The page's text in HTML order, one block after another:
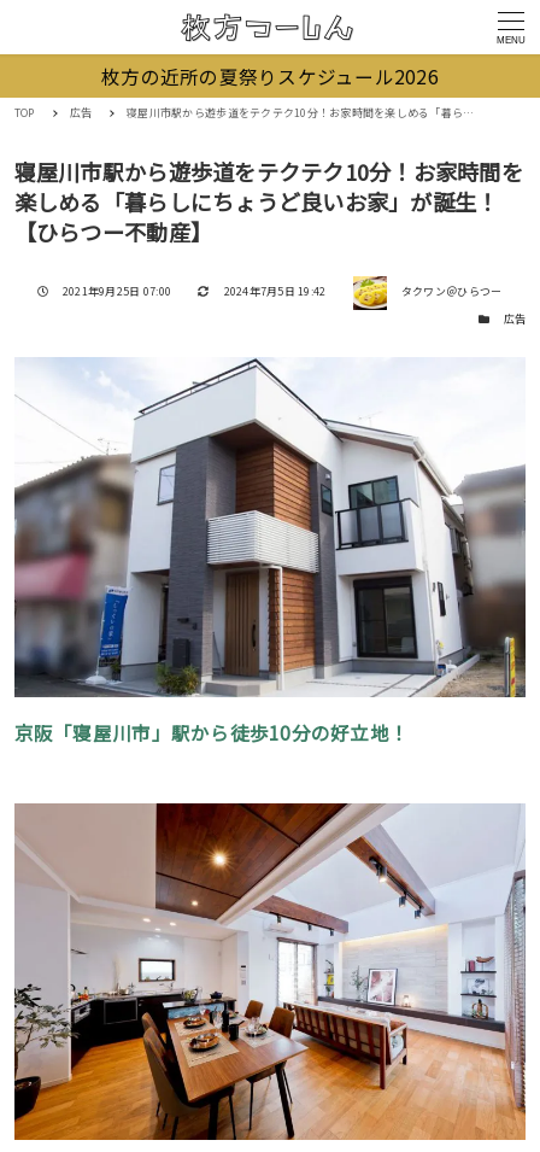
MENU
枚方の近所の夏祭りスケジュール2026
TOP 広告 寝屋川市駅から遊歩道をテクテク10分！お家時間を楽しめる「暮らしにちょうど良いお家」が誕生！【ひらつー不動産】
寝屋川市駅から遊歩道をテクテク10分！お家時間を
楽しめる「暮らしにちょうど良いお家」が誕生！
【ひらつー不動産】
投稿日
2021年9月25日 07:00 更新日
2024年7月5日 19:42 著者
タクワン＠ひらつー
カテゴリー
広告
京阪「寝屋川市」駅から徒歩10分の好立地！